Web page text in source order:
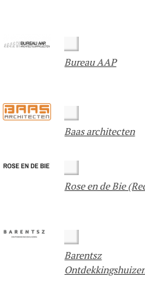
Bureau AAP
Baas architecten
Rose en de Bie
Barentsz